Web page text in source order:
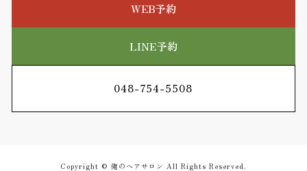
WEB予約
LINE予約
048-754-5508
Copyright © 俺のヘアサロン All Rights Reserved.